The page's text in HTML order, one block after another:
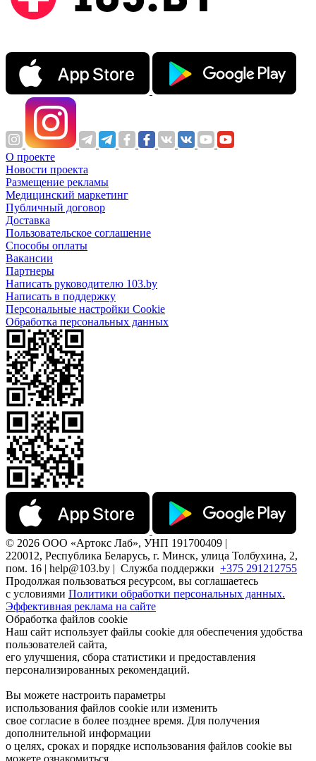
О проекте
Новости проекта
Размещение рекламы
Медицинский маркетинг
Публичный договор
Доставка
Пользовательское соглашение
Способы оплаты
Вакансии
Партнеры
Написать руководителю 103.by
Написать в поддержку
Персональные настройки Cookie
Обработка персональных данных
© 2026 ООО «Артокс Лаб», УНП 191700409 |
220012, Республика Беларусь, г. Минск, улица Толбухина, 2,
пом. 16 | help@103.by | Служба поддержки +375 291212755
Продолжая пользоваться ресурсом, вы соглашаетесь
с условиями Политики обработки персональных данных.
Эффективная реклама на сайте
Обработка файлов cookie
Наш сайт использует файлы cookie для обеспечения удобства
пользователей сайта,
его улучшения, сбора статистики и предоставления
персонализированных рекомендаций.
Вы можете настроить параметры
использования файлов cookie или изменить
свое согласие в более позднее время. Для получения
дополнительной информации
о целях, сроках и порядке использования файлов cookie вы
можете ознакомиться